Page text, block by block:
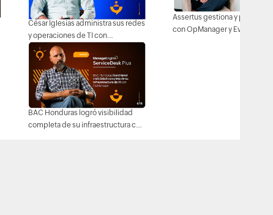
César Iglesias administra sus redes
y operaciones de TI con
OpManager
BAC Honduras logró visibilidad
completa de su infraestructura con
Assertus gestiona y protege
con OpManager y EventLog